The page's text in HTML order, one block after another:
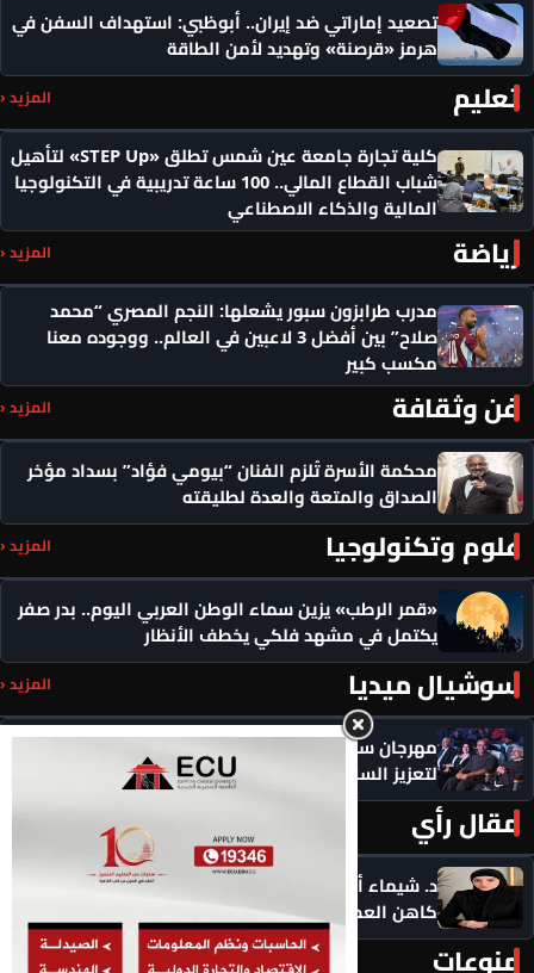
تصعيد إماراتي ضد إيران.. أبوظبي: استهداف السفن في
هرمز «قرصنة» وتهديد لأمن الطاقة
تعليم المزيد ‹
كلية تجارة جامعة عين شمس تطلق «STEP Up» لتأهيل
شباب القطاع المالي.. 100 ساعة تدريبية في التكنولوجيا
المالية والذكاء الاصطناعي
رياضة المزيد ‹
مدرب طرابزون سبور يشعلها: النجم المصري “محمد
صلاح” بين أفضل 3 لاعبين في العالم.. ووجوده معنا
مكسب كبير
فن وثقافة المزيد ‹
محكمة الأسرة تُلزم الفنان “بيومي فؤاد” بسداد مؤخر
الصداق والمتعة والعدة لطليقته
علوم وتكنولوجيا المزيد ‹
«قمر الرطب» يزين سماء الوطن العربي اليوم.. بدر صفر
يكتمل في مشهد فلكي يخطف الأنظار
سوشيال ميديا المزيد ‹
مهرجان سيمفوني للفنون يكرم رموزاً مؤثرة ويدعو
لتعزيز السلام
مقال رأي
د. شيماء أحمدين تكتب .. حين يصبح الذكاء الاصطناعي
كاهن العصر: هل نستبدل التأمل بالاستهلاك؟
منوعات المزيد ‹